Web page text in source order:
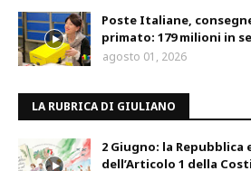
Poste Italiane,
primato: 179 milioni in
agosto 01, 2026
LA RUBRICA DI GIULIANO
2 Giugno: la
dell’Articolo 1 della